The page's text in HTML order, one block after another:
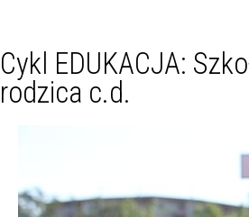
Cykl EDUKACJA:
rodzica c.d.